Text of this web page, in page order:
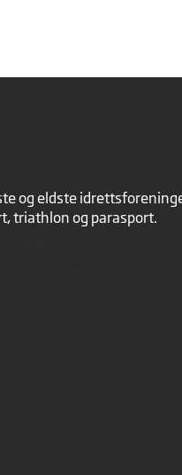
og eldste
triathlon og parasport.